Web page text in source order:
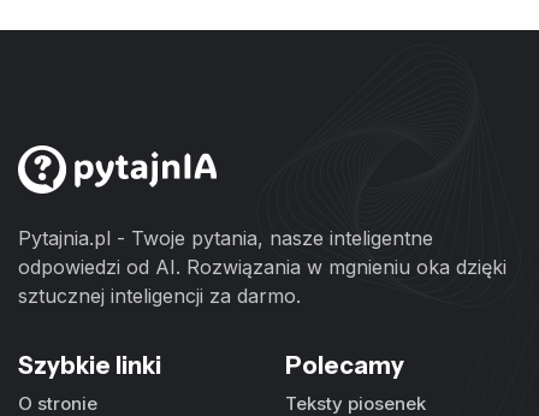
Pytajnia.pl - Twoje pytania, nasze inteligentne
odpowiedzi od AI. Rozwiązania w mgnieniu oka dzięki
sztucznej inteligencji za darmo.
Szybkie linki
O stronie
Polecamy
Teksty piosenek